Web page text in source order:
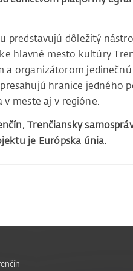
predstavujú dôležitý
hlavné mesto kultúry
a organizátorom
hranice jedného
meste aj v regióne.
Trenčiansky
je Európska únia.